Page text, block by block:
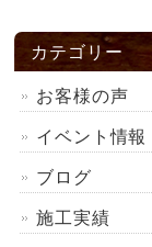
カテゴリー
お客様の声
イベント情
ブログ
施工実績